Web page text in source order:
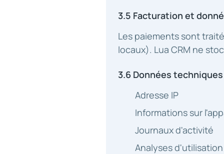
3.5 Facturation et
Les paiements sont
locaux). Lua CRM ne
3.6 Données
Adresse IP
Informations sur
Journaux d'activité
Analyses d'utilisation